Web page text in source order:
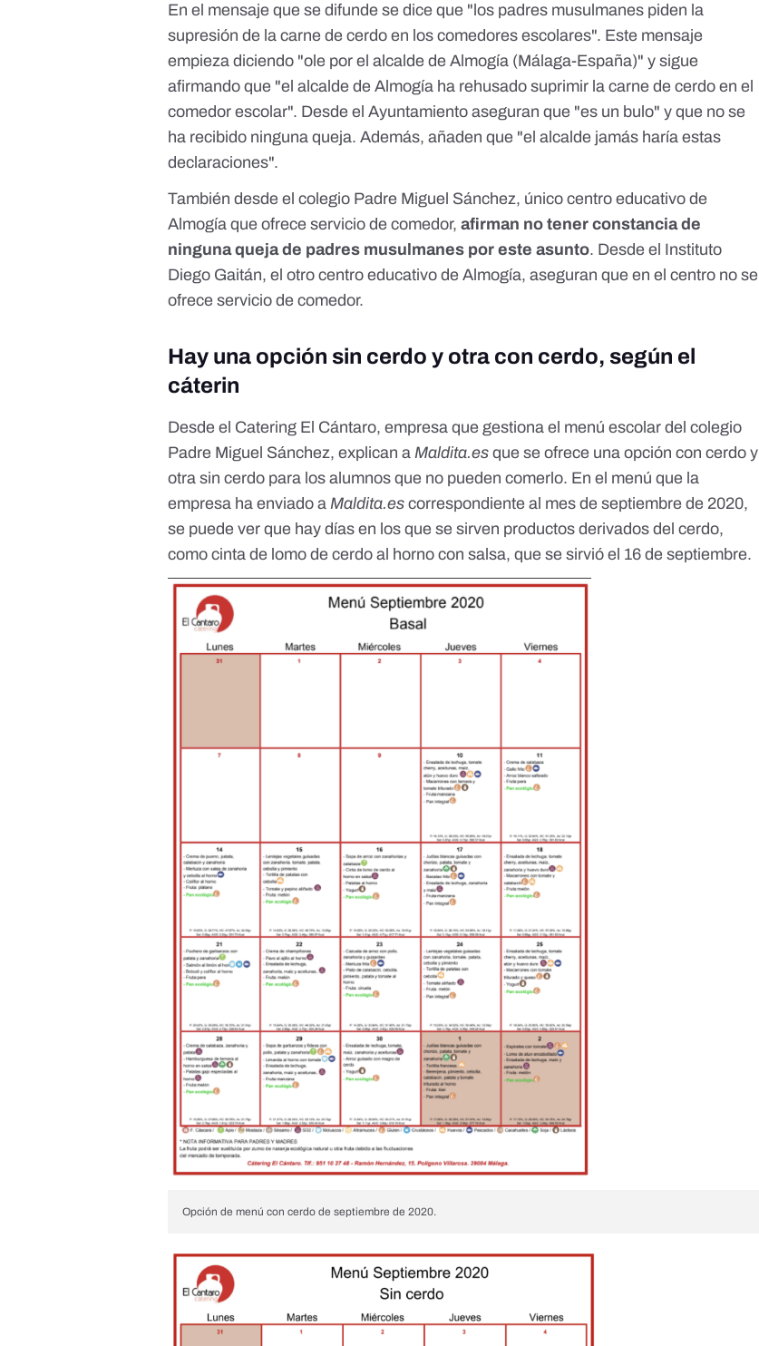
En el mensaje que se difunde se dice que "los padres musulmanes piden la
supresión de la carne de cerdo en los comedores escolares". Este mensaje
empieza diciendo "ole por el alcalde de Almogía (Málaga-España)" y sigue
afirmando que "el alcalde de Almogía ha rehusado suprimir la carne de cerdo en el
comedor escolar". Desde el Ayuntamiento aseguran que "es un bulo" y que no se
ha recibido ninguna queja. Además, añaden que "el alcalde jamás haría estas
declaraciones".
También desde el colegio Padre Miguel Sánchez, único centro educativo de
Almogía que ofrece servicio de comedor,afirman no tener constancia de
ninguna queja de padres musulmanes por este asunto. Desde el Instituto
Diego Gaitán, el otro centro educativo de Almogía, aseguran que en el centro no se
ofrece servicio de comedor.
Hay una opción sin cerdo y otra con cerdo, según el
cáterin
Desde el Catering El Cántaro, empresa que gestiona el menú escolar del colegio
Padre Miguel Sánchez, explican a Maldita.es que se ofrece una opción con cerdo y
otra sin cerdo para los alumnos que no pueden comerlo. En el menú que la
empresa ha enviado aMaldita.es correspondiente al mes de septiembre de 2020,
se puede ver que hay días en los que se sirven productos derivados del cerdo,
como cinta de lomo de cerdo al horno con salsa, que se sirvió el 16 de septiembre.
Opción de menú con cerdo de septiembre de 2020.